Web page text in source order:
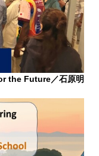
the Future／石原明